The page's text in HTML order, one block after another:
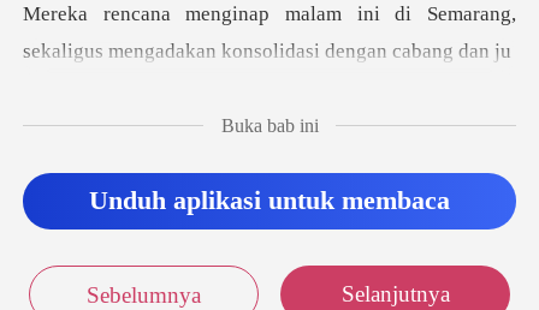
Keluar
di Semarang,
sekaligus mengadaka
Buka bab ini
Unduh aplikasi untuk membaca
Sebelumnya Selanjutnya